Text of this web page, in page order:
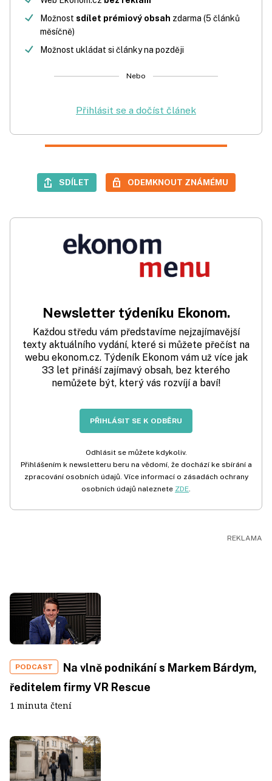
Možnost sdílet prémiový obsah zdarma (5 článků
měsíčně)
Možnost ukládat si články na později
Nebo
Přihlásit se a dočíst článek
SDÍLET ODEMKNOUT ZNÁMÉMU
Newsletter týdeníku Ekonom.
Každou středu vám představíme nejzajímavější
texty aktuálního vydání, které si můžete přečíst na
webu ekonom.cz. Týdeník Ekonom vám už více jak
33 let přináší zajímavý obsah, bez kterého
nemůžete být, který vás rozvíjí a baví!
PŘIHLÁSIT SE K ODBĚRU
Odhlásit se můžete kdykoliv.
Přihlášením k newsletteru beru na vědomí, že dochází ke sbírání a
zpracování osobních údajů. Více informací o zásadách ochrany
osobních údajů naleznete ZDE.
PODCAST
Na vlně podnikání s Markem Bárdym,
ředitelem firmy VR Rescue
1 minuta čtení